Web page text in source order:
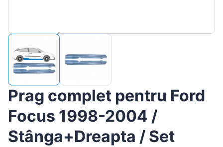
Prag complet pentru Ford
Focus 1998-2004 /
Stânga+Dreapta / Set